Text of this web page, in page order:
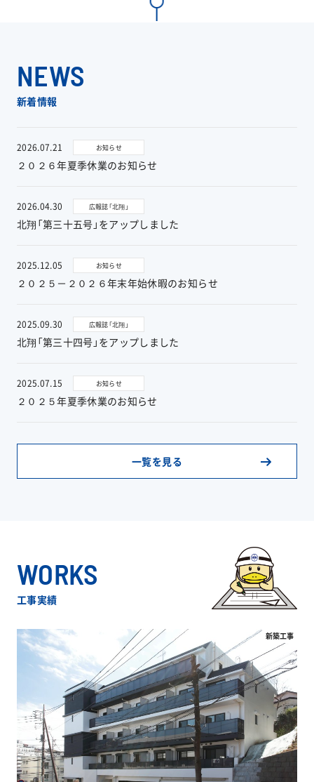
NEWS
新着情報
2026.07.21 お知らせ
２０２６年夏季休業のお知らせ
2026.04.30 広報誌「北翔」
北翔「第三十五号」をアップしました
2025.12.05 お知らせ
２０２５－２０２６年末年始休暇のお知らせ
2025.09.30 広報誌「北翔」
北翔「第三十四号」をアップしました
2025.07.15 お知らせ
２０２５年夏季休業のお知らせ
一覧を見る
WORKS
工事実績
新築工事
沿革
新着情報
ブログ